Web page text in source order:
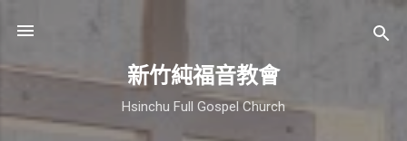
新竹純福音教會
Hsinchu Full Gospel Church